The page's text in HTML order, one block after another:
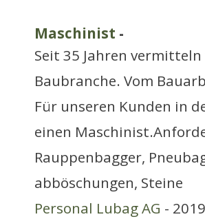
Maschinist -
Seit 35 Jahren
Baubranche. Vom
Für unseren Kunden in
einen
Rauppenbagger,
abböschungen, Steine
Personal Lubag AG -